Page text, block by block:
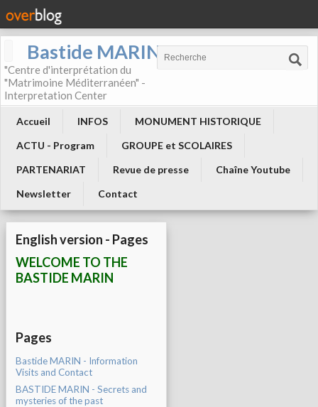
Bastide MARIN
"Centre d'interprétation du
"Matrimoine Méditerranéen" -
Interpretation Center
Accueil INFOS
MONUMENT HISTORIQUE
ACTU - Program
GROUPE et SCOLAIRES
PARTENARIAT
Revue de presse
Chaîne Youtube
Newsletter
Contact
English version - Pages
WELCOME TO THE
BASTIDE MARIN
Pages
Bastide MARIN - Information
Visits and Contact
BASTIDE MARIN - Secrets and
mysteries of the past